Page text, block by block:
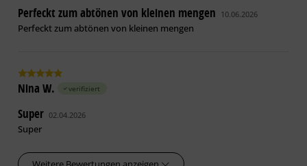
Perfeckt zum abtönen von kleinen mengen 10.06.2026
Perfeckt zum abtönen von kleinen mengen
Nina W. verifiziert
Super 02.04.2026
Super